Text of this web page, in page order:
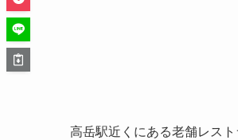
高岳駅近くにある老舗レス